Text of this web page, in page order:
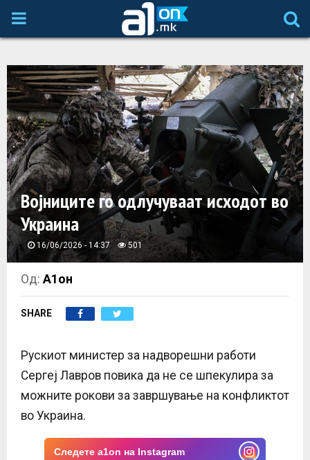
P
I
M
A
R
Y
M
E
N
U
Војниците го одлучуваат исходот во
Украина
16/06/2026 - 14:37 501
Од:А1он
SHARE
Рускиот министер за надворешни работи
Сергеј Лавров повика да не се шпекулира за
можните рокови за завршување на конфликтот
во Украина.
Следете a1on на Instagram